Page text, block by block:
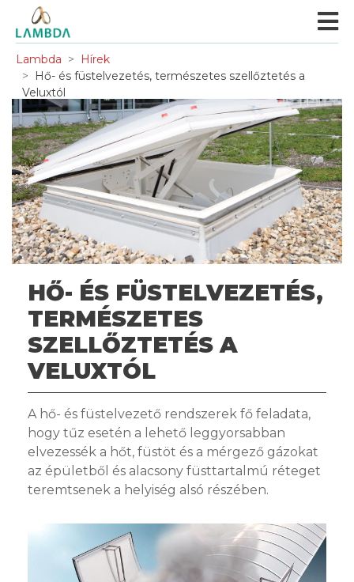
Lambda
Hírek
Hő- és füstelvezetés, természetes szellőztetés a
Veluxtól
HŐ- ÉS FÜSTELVEZETÉS,
TERMÉSZETES
SZELLŐZTETÉS A
VELUXTÓL
A hő- és füstelvezető rendszerek fő feladata,
hogy tűz esetén a lehető leggyorsabban
elvezessék a hőt, füstöt és a mérgező gázokat
az épületből és alacsony füsttartalmú réteget
teremtsenek a helyiség alsó részében.